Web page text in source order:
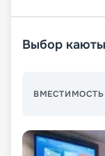
Выбор каюты
ВМЕСТИМОСТЬ